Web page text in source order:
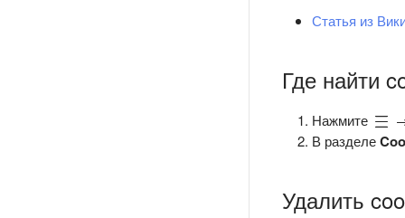
Статья из
Где найти
Нажмите
В разделе
Удалить